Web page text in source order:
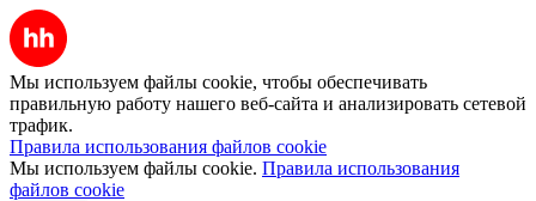
Мы используем файлы cookie, чтобы обеспечивать
правильную работу нашего веб-сайта и анализировать сетевой
трафик.
Правила использования файлов cookie
Мы используем файлы cookie. Правила использования
файлов cookie